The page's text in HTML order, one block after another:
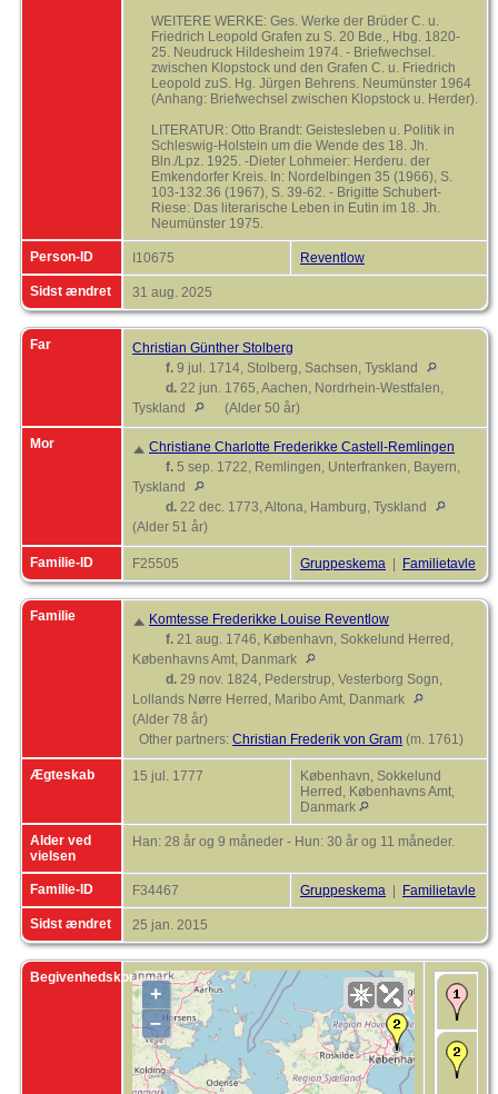
WEITERE WERKE: Ges. Werke der Brüder C. u.
Friedrich Leopold Grafen zu S. 20 Bde., Hbg. 1820-
25. Neudruck Hildesheim 1974. - Briefwechsel.
zwischen Klopstock und den Grafen C. u. Friedrich
Leopold zuS. Hg. Jürgen Behrens. Neumünster 1964
(Anhang: Briefwechsel zwischen Klopstock u. Herder).
LITERATUR: Otto Brandt: Geistesleben u. Politik in
Schleswig-Holstein um die Wende des 18. Jh.
Bln./Lpz. 1925. -Dieter Lohmeier: Herderu. der
Emkendorfer Kreis. In: Nordelbingen 35 (1966), S.
103-132.36 (1967), S. 39-62. - Brigitte Schubert-
Riese: Das literarische Leben in Eutin im 18. Jh.
Neumünster 1975.
Person-ID I10675 Reventlow
Sidst ændret 31 aug. 2025
Far
Christian Günther Stolberg
f. 9 jul. 1714, Stolberg, Sachsen, Tyskland
d. 22 jun. 1765, Aachen, Nordrhein-Westfalen,
Tyskland
(Alder 50 år)
Mor
Christiane Charlotte Frederikke Castell-Remlingen
f. 5 sep. 1722, Remlingen, Unterfranken, Bayern,
Tyskland
d. 22 dec. 1773, Altona, Hamburg, Tyskland
(Alder 51 år)
Familie-ID F25505 Gruppeskema Familietavle
Familie
Komtesse Frederikke Louise Reventlow
f. 21 aug. 1746, København, Sokkelund Herred,
Københavns Amt, Danmark
d. 29 nov. 1824, Pederstrup, Vesterborg Sogn,
Lollands Nørre Herred, Maribo Amt, Danmark
(Alder 78 år)
Other partners: Christian Frederik von Gram (m. 1761)
Ægteskab 15 jul. 1777
København, Sokkelund
Herred, Københavns Amt,
Danmark
Alder ved
vielsen
Han: 28 år og 9 måneder - Hun: 30 år og 11 måneder.
Familie-ID F34467 Gruppeskema Familietavle
Sidst ændret 25 jan. 2015
Begivenhedskort
+
–